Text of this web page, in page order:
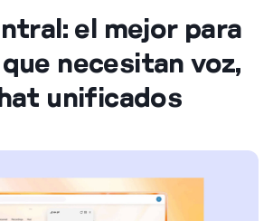
el mejor para
necesitan voz,
unificados